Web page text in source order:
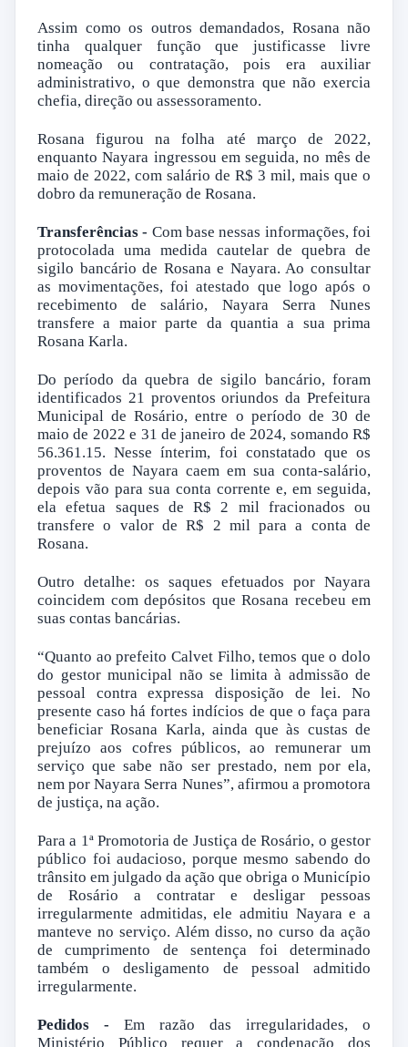
Assim como os outros demandados, Rosana não
tinha qualquer função que justificasse livre
nomeação ou contratação, pois era auxiliar
administrativo, o que demonstra que não exercia
chefia, direção ou assessoramento.
Rosana figurou na folha até março de 2022,
enquanto Nayara ingressou em seguida, no mês de
maio de 2022, com salário de R$ 3 mil, mais que o
dobro da remuneração de Rosana.
Transferências - Com base nessas informações, foi
protocolada uma medida cautelar de quebra de
sigilo bancário de Rosana e Nayara. Ao consultar
as movimentações, foi atestado que logo após o
recebimento de salário, Nayara Serra Nunes
transfere a maior parte da quantia a sua prima
Rosana Karla.
Do período da quebra de sigilo bancário, foram
identificados 21 proventos oriundos da Prefeitura
Municipal de Rosário, entre o período de 30 de
maio de 2022 e 31 de janeiro de 2024, somando R$
56.361.15. Nesse ínterim, foi constatado que os
proventos de Nayara caem em sua conta-salário,
depois vão para sua conta corrente e, em seguida,
ela efetua saques de R$ 2 mil fracionados ou
transfere o valor de R$ 2 mil para a conta de
Rosana.
Outro detalhe: os saques efetuados por Nayara
coincidem com depósitos que Rosana recebeu em
suas contas bancárias.
“Quanto ao prefeito Calvet Filho, temos que o dolo
do gestor municipal não se limita à admissão de
pessoal contra expressa disposição de lei. No
presente caso há fortes indícios de que o faça para
beneficiar Rosana Karla, ainda que às custas de
prejuízo aos cofres públicos, ao remunerar um
serviço que sabe não ser prestado, nem por ela,
nem por Nayara Serra Nunes”, afirmou a promotora
de justiça, na ação.
Para a 1ª Promotoria de Justiça de Rosário, o gestor
público foi audacioso, porque mesmo sabendo do
trânsito em julgado da ação que obriga o Município
de Rosário a contratar e desligar pessoas
irregularmente admitidas, ele admitiu Nayara e a
manteve no serviço. Além disso, no curso da ação
de cumprimento de sentença foi determinado
também o desligamento de pessoal admitido
irregularmente.
Pedidos - Em razão das irregularidades, o
Ministério Público requer a condenação dos